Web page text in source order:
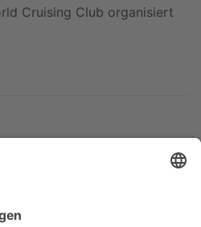
Cruising Club organisiert